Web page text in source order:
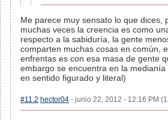
Me parece muy sensato lo que dices,
muchas veces la creencia es como
respecto a la sabiduría, la gente
comparten muchas cosas en común,
enfrentas es con esa masa de gente
embargo se encuentra en la
en sentido figurado y literal)
#11.2 hector04 - junio 22, 2012 - 12:16 PM